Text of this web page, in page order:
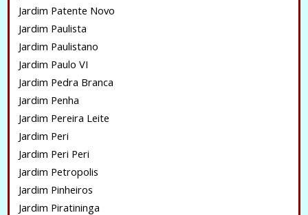
Jardim Patente Novo
Jardim Paulista
Jardim Paulistano
Jardim Paulo VI
Jardim Pedra Branca
Jardim Penha
Jardim Pereira Leite
Jardim Peri
Jardim Peri Peri
Jardim Petropolis
Jardim Pinheiros
Jardim Piratininga